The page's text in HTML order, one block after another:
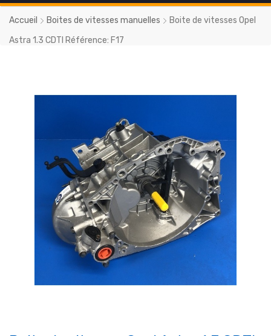
Accueil Boites de vitesses manuelles
Boite de vitesses Opel
Astra 1.3 CDTI Référence: F17